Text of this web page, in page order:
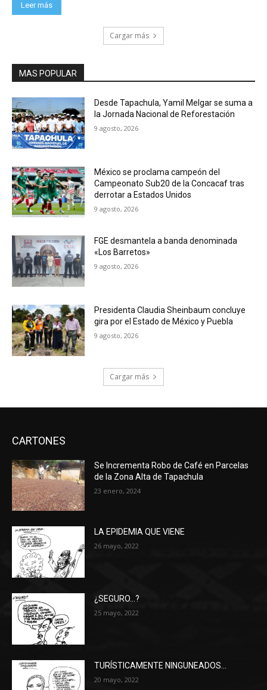
Leer más
Cargar más
MAS POPULAR
Desde Tapachula, Yamil Melgar se suma a
la Jornada Nacional de Reforestación
9 agosto, 2026
México se proclama campeón del
Campeonato Sub20 de la Concacaf tras
derrotar a Estados Unidos
9 agosto, 2026
FGE desmantela a banda denominada
«Los Barretos»
9 agosto, 2026
Presidenta Claudia Sheinbaum concluye
gira por el Estado de México y Puebla
9 agosto, 2026
Cargar más
CARTONES
Se Incrementa Robo de Café en Parcelas
de la Zona Alta de Tapachula
23 enero, 2024
LA EPIDEMIA QUE VIENE
26 mayo, 2022
¿SEGURO…?
25 mayo, 2022
TURÍSTICAMENTE NINGUNEADOS…
20 mayo, 2022